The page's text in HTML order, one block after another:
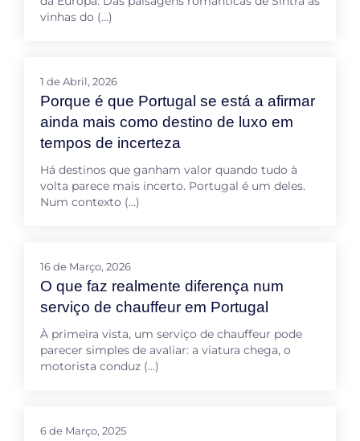
vinhas do (…)
1 de Abril, 2026
Porque é que Portugal se está a afirmar
ainda mais como destino de luxo em
tempos de incerteza
Há destinos que ganham valor quando tudo à
volta parece mais incerto. Portugal é um deles.
Num contexto (…)
16 de Março, 2026
O que faz realmente diferença num
serviço de chauffeur em Portugal
À primeira vista, um serviço de chauffeur pode
parecer simples de avaliar: a viatura chega, o
motorista conduz (…)
6 de Março, 2025